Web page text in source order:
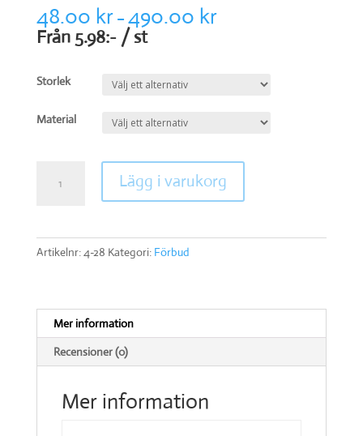
48.00 kr– 490.00 kr
Från 5.98:- / st
Storlek
Material
mängd
Lägg i varukorg
Artikelnr:4-28 Kategori: Förbud
Mer information
Recensioner (0)
Mer information